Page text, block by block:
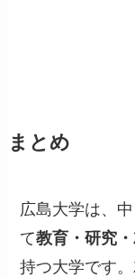
まとめ
広島大学は、
て教育・研究
持つ大学です